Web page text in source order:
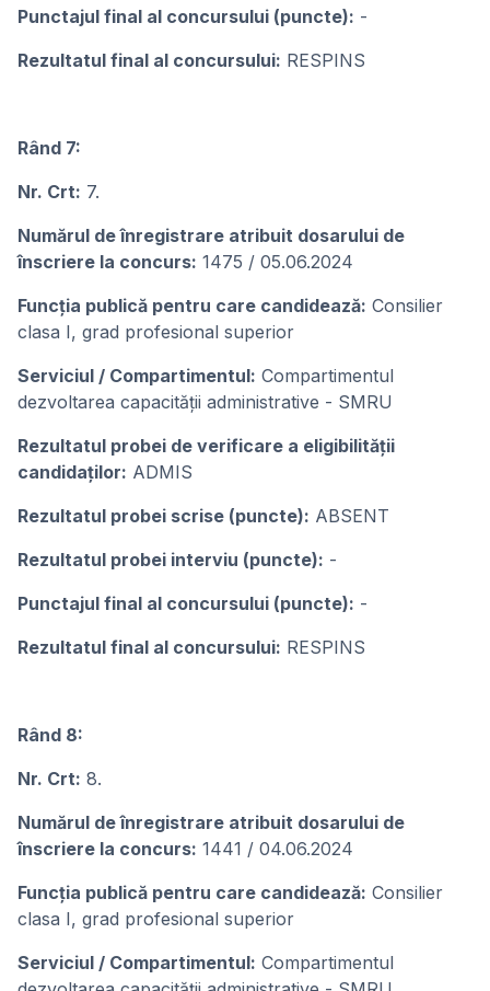
Punctajul final al concursului (puncte): -
Rezultatul final al concursului: RESPINS
Rând 7:
Nr. Crt: 7.
Numărul de înregistrare atribuit dosarului de
înscriere la concurs: 1475 / 05.06.2024
Funcția publică pentru care candidează: Consilier
clasa I, grad profesional superior
Serviciul / Compartimentul: Compartimentul
dezvoltarea capacității administrative - SMRU
Rezultatul probei de verificare a eligibilității
candidaților: ADMIS
Rezultatul probei scrise (puncte): ABSENT
Rezultatul probei interviu (puncte): -
Punctajul final al concursului (puncte): -
Rezultatul final al concursului: RESPINS
Rând 8:
Nr. Crt: 8.
Numărul de înregistrare atribuit dosarului de
înscriere la concurs: 1441 / 04.06.2024
Funcția publică pentru care candidează: Consilier
clasa I, grad profesional superior
Serviciul / Compartimentul: Compartimentul